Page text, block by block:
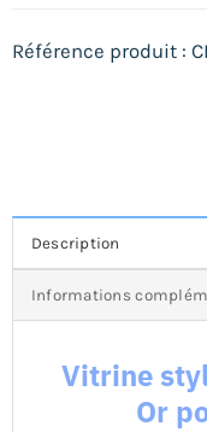
Référence produit :
Description
Informations
Vitrine
Or